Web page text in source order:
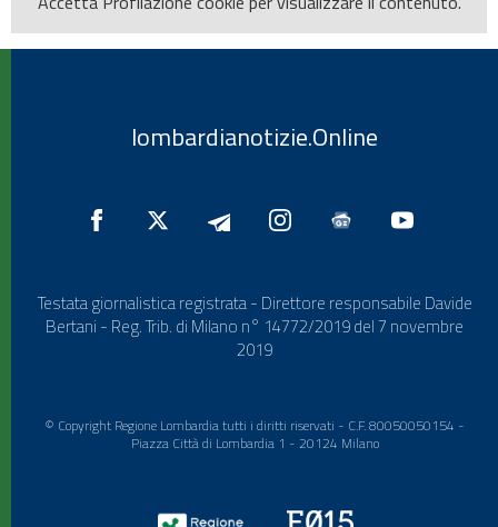
lombardianotizie.Online
Testata giornalistica registrata - Direttore responsabile Davide
Bertani - Reg. Trib. di Milano n° 14772/2019 del 7 novembre
2019
© Copyright Regione Lombardia tutti i diritti riservati - C.F. 80050050154 -
Piazza Città di Lombardia 1 - 20124 Milano